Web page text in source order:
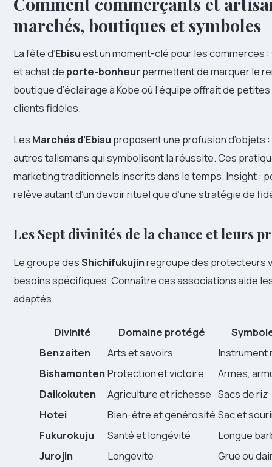
marchés, boutiques et symboles
La fête d’Ebisuest un moment-clé pour les commerces
et achat de porte-bonheur permettent de marquer le
boutique d’éclairage à Kobe où l’équipe offrait de
clients fidèles.
Les Marchés d’Ebisu proposent une profusion d’objets
autres talismans qui symbolisent la réussite. Ces
marketing traditionnels inscrits dans le temps. Insight :
relève autant d’un devoir rituel que d’une stratégie de
Les Sept divinités de la chance et leurs
Le groupe desShichifukujinregroupe des protecteurs
besoins spécifiques. Connaître ces associations aide
adaptés.
Divinité Domaine protégé
Benzaiten
Arts et savoirs
Instrument
Bishamonten Protection et victoire
Armes,
Daikokuten
Agriculture et richesse Sacs de riz
Hotei
Bien-être et générosité Sac et
Fukurokuju
Santé et longévité
Longue
Jurojin
Longévité
Grue ou